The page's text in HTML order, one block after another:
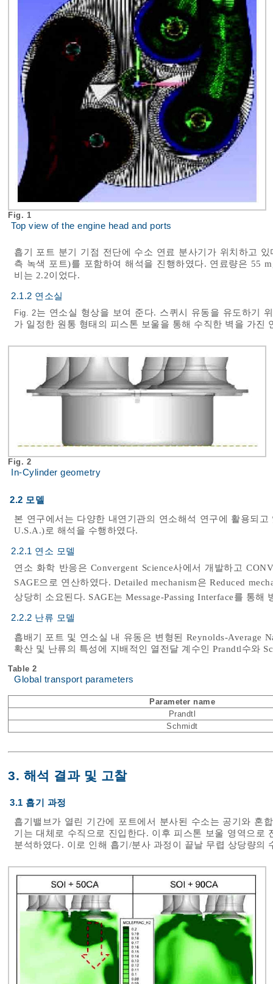
Fig. 1
Top view of the engine head and ports
흡기 포트 분기 기점 전단에 수소 연료 분사기가 위치하고
측 녹색 포트)를 포함하여 해석을 진행하였다. 연료량은 55
비는 2.2이었다.
2.1.2 연소실
Fig. 2는 연소실 형상을 보여 준다. 스퀴시 유동을 유도하기
가 일정한 원통 형태의 피스톤 보울을 통해 수직한 벽을 가진
Fig. 2
In-Cylinder geometry
2.2 모델
본 연구에서는 다양한 내연기관의 연소해석 연구에 활용되
U.S.A.)로 해석을 수행하였다.
2.2.1 연소 모델
연소 화학 반응은 Convergent Science사에서 개발하고
SAGE으로 연산하였다. Detailed mechanism은 Reduced
상당히 소요된다. SAGE는 Message-Passing Interface를 통
2.2.2 난류 모델
흡배기 포트 및 연소실 내 유동은 변형된 Reynolds-Average
확산 및 난류의 특성에 지배적인 열전달 계수인 Prandtl수와
Table 2
Global transport parameters
Parameter name
Prandtl
Schmidt
3. 해석 결과 및 고찰
3.1 흡기 과정
흡기밸브가 열린 기간에 포트에서 분사된 수소는 공기와 혼
기는 대체로 수직으로 진입한다. 이후 피스톤 보울 영역으로
분석하였다. 이로 인해 흡기/분사 과정이 끝날 무렵 상당량의